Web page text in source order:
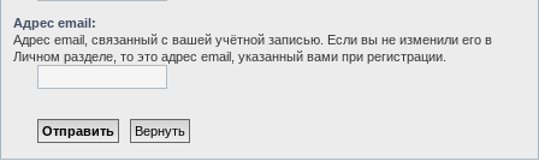
Адрес email:
Адрес email, связанный с вашей учётной записью. Если вы не изменили его в
Личном разделе, то это адрес email, указанный вами при регистрации.